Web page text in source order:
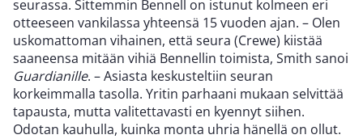
seurassa. Sittemmin Bennell on istunut kolmeen eri
otteeseen vankilassa yhteensä 15 vuoden ajan. – Olen
uskomattoman vihainen, että seura (Crewe) kiistää
saaneensa mitään vihiä Bennellin toimista, Smith sanoi
Guardianille. – Asiasta keskusteltiin seuran
korkeimmalla tasolla. Yritin parhaani mukaan selvittää
tapausta, mutta valitettavasti en kyennyt siihen.
Odotan kauhulla, kuinka monta uhria hänellä on ollut.